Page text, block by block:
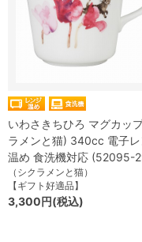
いわさきちひろ マグカッ
ラメンと猫) 340cc 電子レ
温め 食洗機対応 (52095-
（シクラメンと猫）
【ギフト好適品】
3,300円(税込)